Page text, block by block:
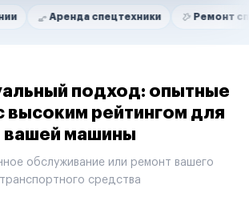
спецтехники Ремонт спецтехники
подход: опытные
высоким рейтингом для
вашей машины
обслуживание или ремонт вашего
транспортного средства